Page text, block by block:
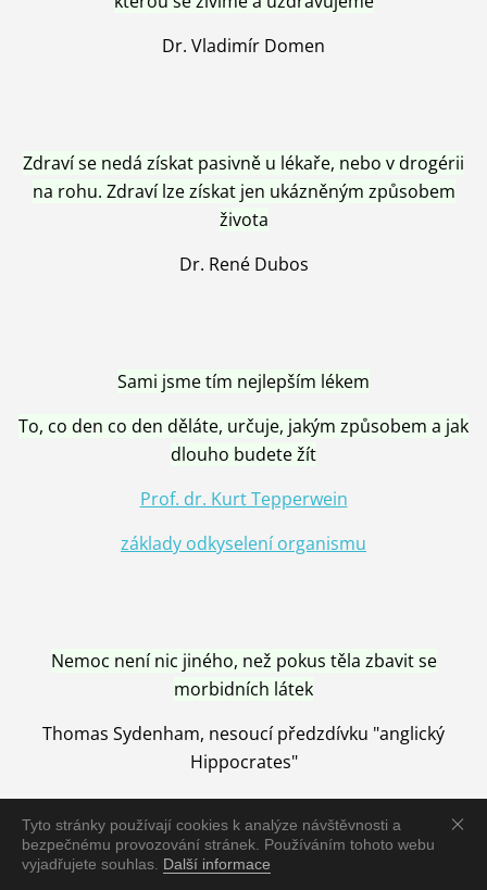
Tyto stránky používají cookies k analýze návštěvnosti a
bezpečnému provozování stránek. Používáním tohoto webu
vyjadřujete souhlas. Další informace
Dr. Vladimír Domen
Zdraví se nedá získat pasivně u lékaře, nebo v drogérii
na rohu. Zdraví lze získat jen ukázněným způsobem
života
Dr. René Dubos
Sami jsme tím nejlepším lékem
To, co den co den děláte, určuje, jakým způsobem a jak
dlouho budete žít
Prof. dr. Kurt Tepperwein
základy odkyselení organismu
Nemoc není nic jiného, než pokus těla zbavit se
morbidních látek
Thomas Sydenham, nesoucí předzdívku "anglický
Hippocrates"
Nemoc je vyléčena jen pomocí Přírody, neutralizací a